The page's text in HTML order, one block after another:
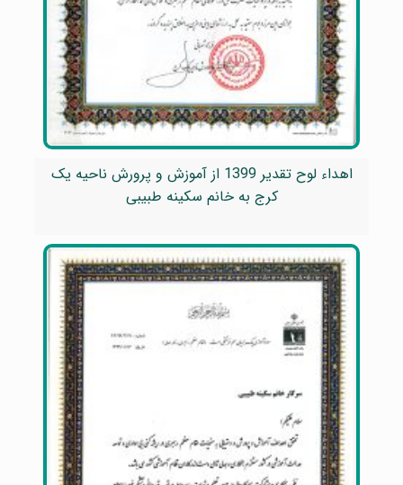
اهداء لوح تقدیر 1399 از آموزش و پرورش ناحیه یک
کرج به خانم سکینه طبیبی